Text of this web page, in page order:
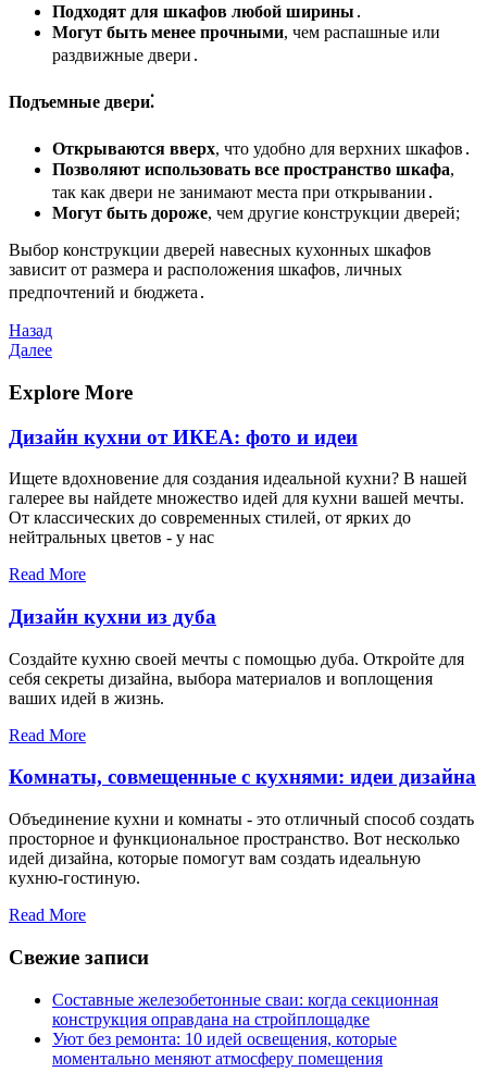
Подходят для шкафов любой ширины ․
Могут быть менее прочными, чем распашные или
раздвижные двери․
Подъемные двери⁚
Открываются вверх, что удобно для верхних шкафов․
Позволяют использовать все пространство шкафа,
так как двери не занимают места при открывании․
Могут быть дороже, чем другие конструкции дверей;
Выбор конструкции дверей навесных кухонных шкафов
зависит от размера и расположения шкафов, личных
предпочтений и бюджета․
Навигация
по
записям
Предыдущая
запись
Назад
Следующая
Далее
Explore More
Дизайн кухни от ИКЕА: фото и идеи
Ищете вдохновение для создания идеальной кухни? В нашей
галерее вы найдете множество идей для кухни вашей мечты.
От классических до современных стилей, от ярких до
нейтральных цветов - у нас
Read More
Дизайн кухни из дуба
Создайте кухню своей мечты с помощью дуба. Откройте для
себя секреты дизайна, выбора материалов и воплощения
ваших идей в жизнь.
Read More
Комнаты, совмещенные с кухнями: идеи дизайна
Объединение кухни и комнаты - это отличный способ создать
просторное и функциональное пространство. Вот несколько
идей дизайна, которые помогут вам создать идеальную
кухню-гостиную.
Read More
Свежие записи
Составные железобетонные сваи: когда секционная
конструкция оправдана на стройплощадке
Уют без ремонта: 10 идей освещения, которые
моментально меняют атмосферу помещения